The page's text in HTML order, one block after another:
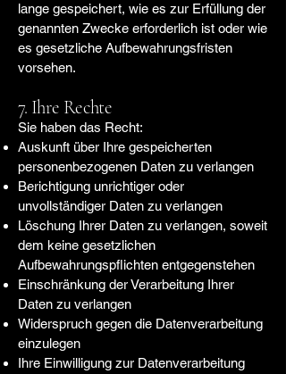
lange gespeichert, wie es zur Erfüllung der
genannten Zwecke erforderlich ist oder wie
es gesetzliche Aufbewahrungsfristen
vorsehen.
7. Ihre Rechte
Sie haben das Recht:
Auskunft über Ihre gespeicherten
personenbezogenen Daten zu verlangen
Berichtigung unrichtiger oder
unvollständiger Daten zu verlangen
Löschung Ihrer Daten zu verlangen, soweit
dem keine gesetzlichen
Aufbewahrungspflichten entgegenstehen
Einschränkung der Verarbeitung Ihrer
Daten zu verlangen
Widerspruch gegen die Datenverarbeitung
einzulegen
Ihre Einwilligung zur Datenverarbeitung